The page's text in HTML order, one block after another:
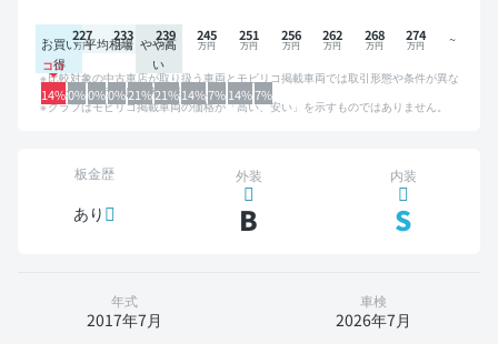
お買い
得
平均相場 やや高
い
14%0%0%0%21%21%14%7%14%7%
227 233 239 245 251 256 262 268 274
比較対象の中古車店が取り扱う車両とモビリコ掲載車両では取引形態や条件が異な
るため、グラフは参考情報です。
グラフはモビリコ掲載車両の価格が「高い、安い」を示すものではありません。
板金歴
あり
外装
B
内装
S
年式
2017年7月
車検
2026年7月